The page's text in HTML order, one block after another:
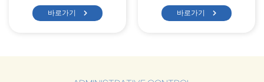
바로가기 바로가기